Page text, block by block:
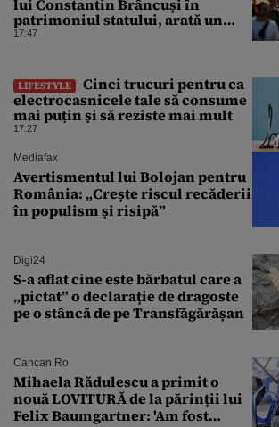
lui Constantin Brâncuși în
patrimoniul statului, arată un
sondaj
17:47
LIFESTYLE
Cinci trucuri pentru ca
electrocasnicele tale să consume
mai puțin și să reziste mai mult
17:27
Mediafax
Avertismentul lui Bolojan pentru
România: „Crește riscul recăderii
în populism și risipă”
Digi24
S-a aflat cine este bărbatul care a
„pictat” o declarație de dragoste
pe o stâncă de pe Transfăgărășan
Cancan.ro
Mihaela Rădulescu a primit o
nouă LOVITURĂ de la părinții lui
Felix Baumgartner: 'Am fost